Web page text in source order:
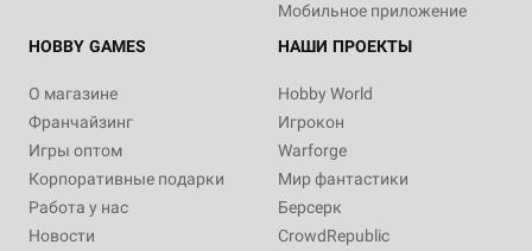
Мобильное приложение
HOBBY GAMES
О магазине
Франчайзинг
Игры оптом
Корпоративные подарки
Работа у нас
Новости
НАШИ ПРОЕКТЫ
Hobby World
Игрокон
Warforge
Мир фантастики
Берсерк
CrowdRepublic